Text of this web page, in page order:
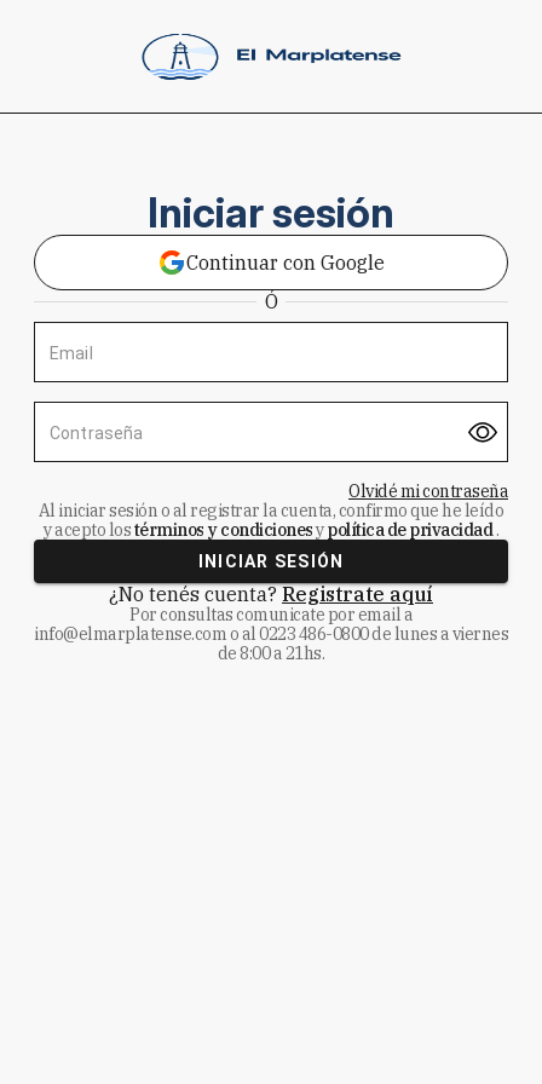
Iniciar sesión
Continuar con Google
Ó
Email
Contraseña
Olvidé mi contraseña
Al iniciar sesión o al registrar la cuenta, confirmo que he leído
y acepto lostérminos y condicionesypolítica de privacidad.
INICIAR SESIÓN
¿No tenés cuenta? Registrate aquí
Por consultas comunicate por email a
info@elmarplatense.como al0223 486-0800de lunes a viernes
de 8:00 a 21hs.